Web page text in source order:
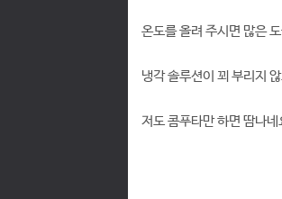
온도를 올려 주시면 많은
냉각 솔루션이 꾀 부리지
저도 콤푸타만 하면 땀나